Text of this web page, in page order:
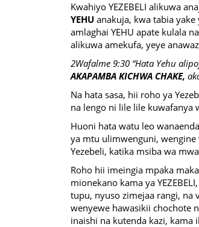
Kwahiyo YEZEBELI alikuwa
YEHU anakuja, kwa tabia
amlaghai YEHU apate kulala
alikuwa amekufa, yeye
2Wafalme 9:30 “Hata Yehu
AKAPAMBA KICHWA CHAKE,
Na hata sasa, hii roho ya
na lengo ni lile lile kuwafanya
Huoni hata watu leo
ya mtu ulimwenguni,
Yezebeli, katika msiba wa
Roho hii imeingia mpaka
mionekano kama ya
tupu, nyuso zimejaa rangi, na
wenyewe hawasikii chochote
inaishi na kutenda kazi, kama